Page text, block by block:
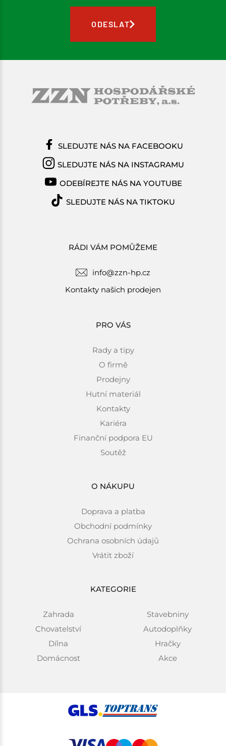
ODESLAT
RÁDI VÁM POMŮŽEME
info@zzn-hp.cz
Kontakty našich prodejen
PRO VÁS
Rady a tipy
O firmě
Prodejny
Hutní materiál
Kontakty
Kariéra
Finanční podpora EU
Soutěž
O NÁKUPU
Doprava a platba
Obchodní podmínky
Ochrana osobních údajů
Vrátit zboží
KATEGORIE
Zahrada
Chovatelství
Dílna
Domácnost
Stavebniny
Autodoplňky
Hračky
Akce
SLEDUJTE NÁS NA FACEBOOKU
SLEDUJTE NÁS NA INSTAGRAMU
ODEBÍREJTE NÁS NA YOUTUBE
SLEDUJTE NÁS NA TIKTOKU